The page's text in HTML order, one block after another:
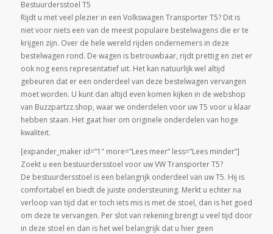
Bestuurdersstoel T5
Rijdt u met veel plezier in een Volkswagen Transporter T5? Dit is
niet voor niets een van de meest populaire bestelwagens die er te
krijgen zijn. Over de hele wereld rijden ondernemers in deze
bestelwagen rond. De wagen is betrouwbaar, rijdt prettig en ziet er
ook nog eens representatief uit. Het kan natuurlijk wel altijd
gebeuren dat er een onderdeel van deze bestelwagen vervangen
moet worden. U kunt dan altijd even komen kijken in de webshop
van Buzzpartzz.shop, waar we onderdelen voor uw T5 voor u klaar
hebben staan. Het gaat hier om originele onderdelen van hoge
kwaliteit.
[expander_maker id=”1″ more=”Lees meer” less=”Lees minder”]
Zoekt u een bestuurdersstoel voor uw VW Transporter T5?
De bestuurdersstoel is een belangrijk onderdeel van uw T5. Hij is
comfortabel en biedt de juiste ondersteuning. Merkt u echter na
verloop van tijd dat er toch iets mis is met de stoel, dan is het goed
om deze te vervangen. Per slot van rekening brengt u veel tijd door
in deze stoel en dan is het wel belangrijk dat u hier geen